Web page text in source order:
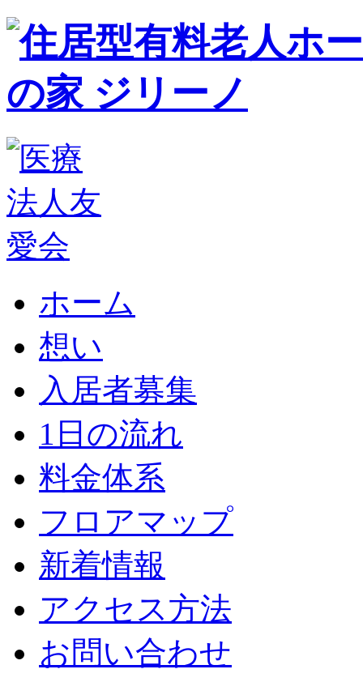
ホーム
想い
入居者募集
1日の流れ
料金体系
フロアマップ
新着情報
アクセス方法
お問い合わせ